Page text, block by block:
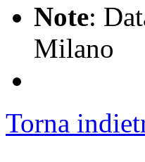
Note:
Milano
Torna